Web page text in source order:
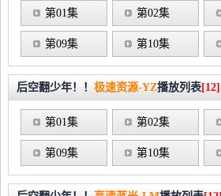
第01集 第02集
第09集 第10集
后空翻少年！！ 极速资源-YZ播放列表[12]
第01集 第02集
第09集 第10集